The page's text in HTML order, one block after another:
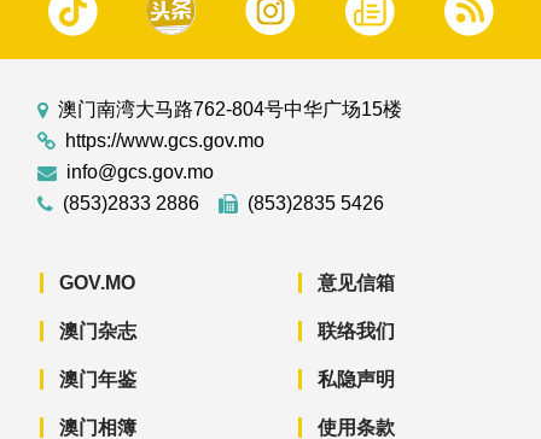
澳门南湾大马路762-804号中华广场15楼
https://www.gcs.gov.mo
info@gcs.gov.mo
(853)2833 2886
(853)2835 5426
GOV.MO
澳门杂志
澳门年鉴
澳门相簿
意见信箱
联络我们
私隐声明
使用条款